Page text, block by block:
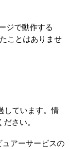
ジで動作する
ことはありませ
しています。情
さい。
アーサービスの